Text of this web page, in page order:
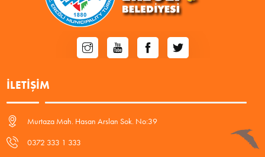
İLETIŞIM
Murtaza Mah. Hasan Arslan Sok. No:39
0372 333 1 333